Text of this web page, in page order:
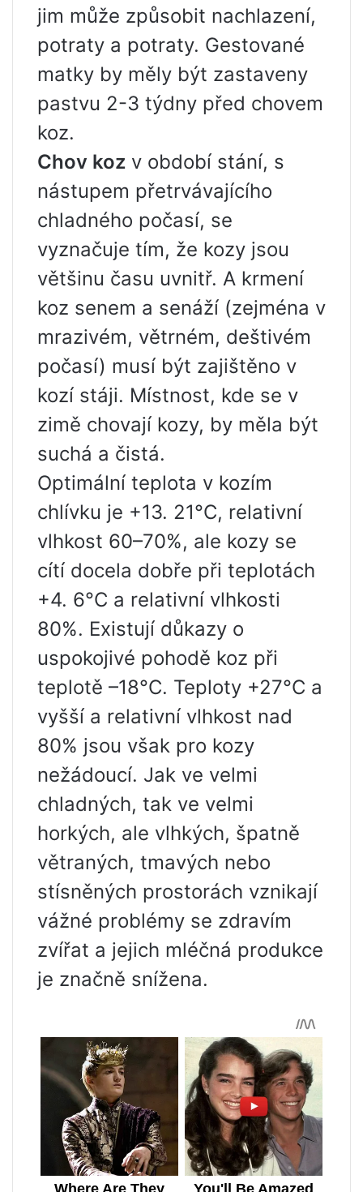
jim může způsobit nachlazení,
potraty a potraty. Gestované
matky by měly být zastaveny
pastvu 2-3 týdny před chovem
koz.
Chov koz v období stání, s
nástupem přetrvávajícího
chladného počasí, se
vyznačuje tím, že kozy jsou
většinu času uvnitř. A krmení
koz senem a senáží (zejména v
mrazivém, větrném, deštivém
počasí) musí být zajištěno v
kozí stáji. Místnost, kde se v
zimě chovají kozy, by měla být
suchá a čistá.
Optimální teplota v kozím
chlívku je +13. 21°C, relativní
vlhkost 60–70%, ale kozy se
cítí docela dobře při teplotách
+4. 6°C a relativní vlhkosti
80%. Existují důkazy o
uspokojivé pohodě koz při
teplotě –18°C. Teploty +27°C a
vyšší a relativní vlhkost nad
80% jsou však pro kozy
nežádoucí. Jak ve velmi
chladných, tak ve velmi
horkých, ale vlhkých, špatně
větraných, tmavých nebo
stísněných prostorách vznikají
vážné problémy se zdravím
zvířat a jejich mléčná produkce
je značně snížena.